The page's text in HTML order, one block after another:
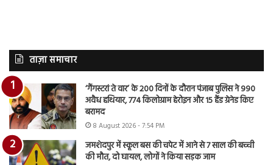
ताज़ा समाचार
‘गैंगस्टरां ते वार’ के 200 दिनों के दौरान पंजाब पुलिस ने 990
अवैध हथियार, 774 किलोग्राम हेरोइन और 15 हैंड ग्रेनेड किए
बरामद
8 August 2026 - 7:54 PM
जमशेदपुर में स्कूल बस की चपेट में आने से 7 साल की बच्ची
की मौत, दो घायल, लोगों ने किया सड़क जाम